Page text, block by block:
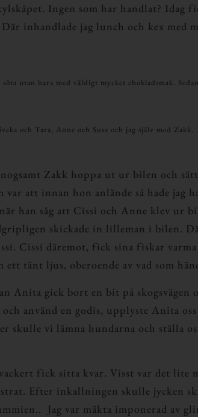
Ingen som har handlat? Idag
inhandlade jag lunch och kex med
utan bara med väldigt mycket chokladsmak.
och Tara, Anne och Susa och jag själv med Zakk.
Zakk hoppa ut ur bilen och
att innan hon anlände så hade jag
han såg att Cissi och Anne klev ur
skickade in lilleman i bilen.
Cissi däremot, fick sina fiskar
ett tänt ljus, oberoende av vad som
Anita gick bort en bit på
använd en godis, upplyste Anita
skulle vi lämna hundarna och ställa
fick sitta kvar. Visst var det lite
Efter inkallningen skulle jycken
Jag var mäkta imponerad av